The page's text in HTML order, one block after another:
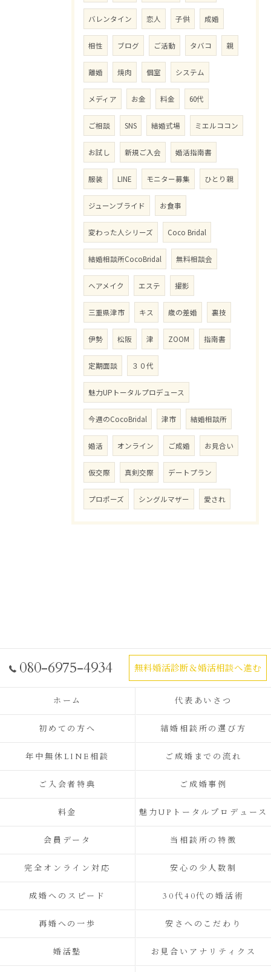
バレンタイン 恋人 子供 成婚
相性 ブログ ご活動 タバコ 親
離婚 焼肉 個室 システム
メディア お金 料金 60代
ご相談 SNS 結婚式場 ミエルココン
お試し 新規ご入会 婚活指南書
服装 LINE モニター募集 ひとり親
ジューンブライド お食事
変わった人シリーズ Coco Bridal
結婚相談所CocoBridal 無料相談会
ヘアメイク エステ 撮影
三重県津市 キス 歳の差婚 裏技
伊勢 松阪 津 ZOOM 指南書
定期面談 ３０代
魅力UPトータルプロデュース
今週のCocoBridal 津市 結婚相談所
婚活 オンライン ご成婚 お見合い
仮交際 真剣交際 デートプラン
プロポーズ シングルマザー 愛され
080-6975-4934 無料婚活診断＆婚活相談へ進む
ホーム 代表あいさつ
初めての方へ 結婚相談所の選び方
年中無休LINE相談 ご成婚までの流れ
ご入会者特典 ご成婚事例
料金 魅力UPトータルプロデュース
会員データ 当相談所の特徴
完全オンライン対応 安心の少人数制
成婚へのスピード 30代40代の婚活術
再婚への一歩 安さへのこだわり
婚活塾 お見合いアナリティクス